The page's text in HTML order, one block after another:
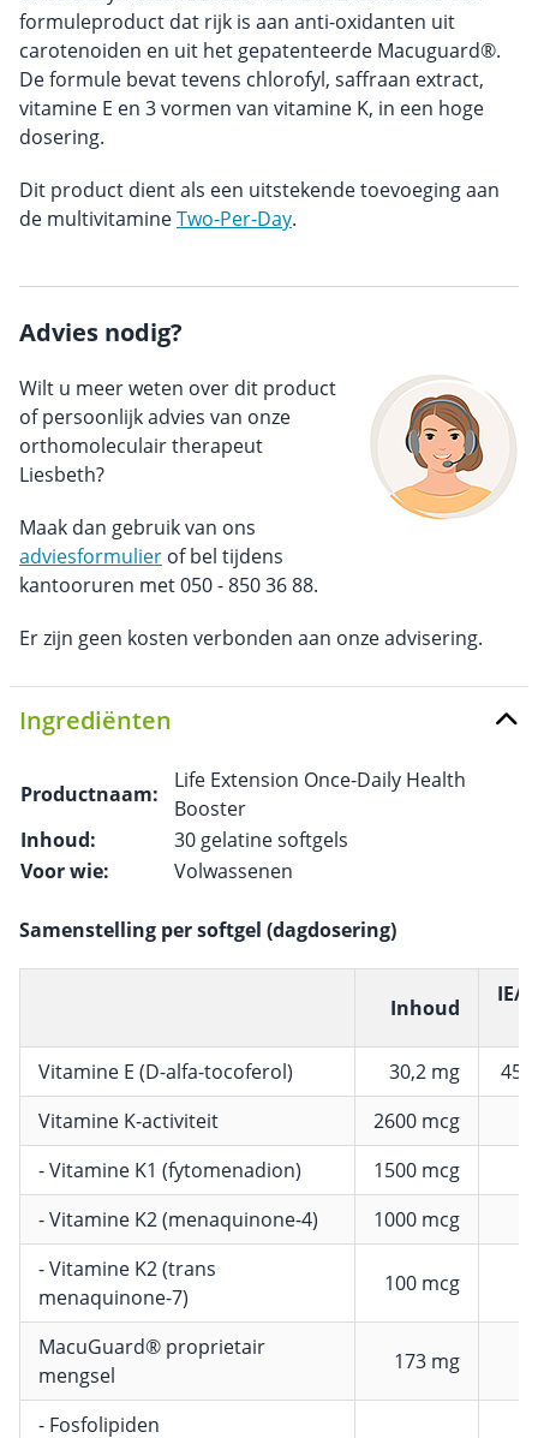
formuleproduct dat rijk is aan anti-oxidanten uit
carotenoiden en uit het gepatenteerde Macuguard®.
De formule bevat tevens chlorofyl, saffraan extract,
vitamine E en 3 vormen van vitamine K, in een hoge
dosering.
Dit product dient als een uitstekende toevoeging aan
de multivitamineTwo-Per-Day.
Advies nodig?
Wilt u meer weten over dit product
of persoonlijk advies van onze
orthomoleculair therapeut
Liesbeth?
Maak dan gebruik van ons
adviesformulier of bel tijdens
kantooruren met 050 - 850 36 88.
Er zijn geen kosten verbonden aan onze advisering.
Ingrediënten
Productnaam:
Life Extension Once-Daily Health
Booster
Inhoud:
30 gelatine softgels
Voor wie:
Volwassenen
Samenstelling per softgel (dagdosering)
Inhoud
IE/
Vitamine E (D-alfa-tocoferol)
30,2 mg
45
Vitamine K-activiteit
2600 mcg
- Vitamine K1 (fytomenadion)
1500 mcg
- Vitamine K2 (menaquinone-4)
1000 mcg
- Vitamine K2 (trans
menaquinone-7)
100 mcg
MacuGuard® proprietair
mengsel
173 mg
- Fosfolipiden